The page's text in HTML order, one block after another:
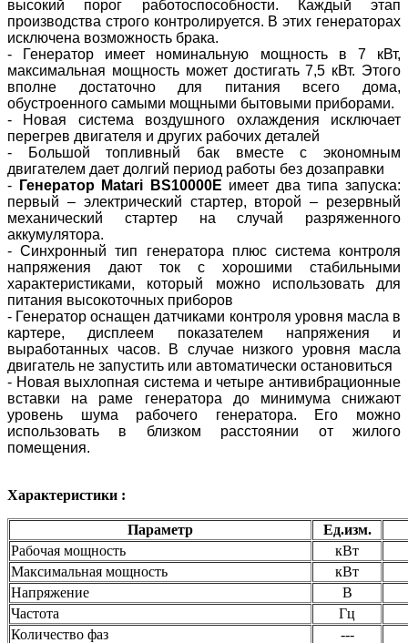
высокий порог работоспособности. Каждый этап
производства строго контролируется. В этих генераторах
исключена возможность брака.
- Генератор имеет номинальную мощность в 7 кВт,
максимальная мощность может достигать 7,5 кВт. Этого
вполне достаточно для питания всего дома,
обустроенного самыми мощными бытовыми приборами.
- Новая система воздушного охлаждения исключает
перегрев двигателя и других рабочих деталей
- Большой топливный бак вместе с экономным
двигателем дает долгий период работы без дозаправки
-
Генератор Matari BS10000E имеет два типа запуска:
первый – электрический стартер, второй – резервный
механический стартер на случай разряженного
аккумулятора.
- Синхронный тип генератора плюс система контроля
напряжения дают ток с хорошими стабильными
характеристиками, который можно использовать для
питания высокоточных приборов
- Генератор оснащен датчиками контроля уровня масла в
картере, дисплеем показателем напряжения и
выработанных часов. В случае низкого уровня масла
двигатель не запустить или автоматически остановиться
- Новая выхлопная система и четыре антивибрационные
вставки на раме генератора до минимума снижают
уровень шума рабочего генератора. Его можно
использовать в близком расстоянии от жилого
помещения.
Характеристики :
Параметр
Ед.изм.
Рабочая мощность
кВт
Максимальная мощность
кВт
Напряжение
В
Частота
Гц
Количество фаз
---